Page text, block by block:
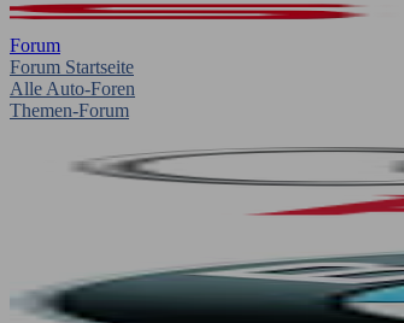
Forum
Forum Startseite
Alle Auto-Foren
Themen-Forum